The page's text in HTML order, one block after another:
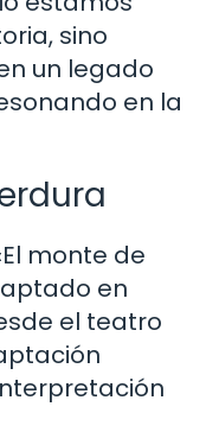
sino
un legado
en la
monte de
en
el teatro